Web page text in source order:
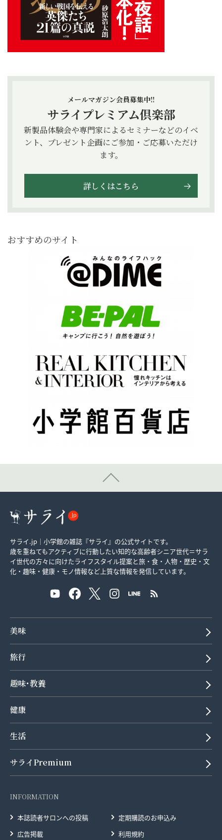
メールマガジン会員募集中!!
サライプレミアム倶楽部
新製品体験会や専門家によるセミナーなどのイベ
ント、プレゼント企画にご参加・ご応募いただけ
ます。
詳しくはこちら
おすすめのサイト
サライ.jp｜小学館の雑誌『サライ』の公式サイトです。
歳を重ねてもアクティブに行動したい知的な高齢者シニア世代＝サラ
イ世代の方々に向けたライフスタイル提案と旅・食・人物・歴史・文
化・趣味・健康・モノ情報など上質な情報を発信しています。
美味
旅行
趣味･教養
健康
生活
サライPremium
INFORMATION
本誌読者サロンへの投稿
定期購読のお申込み
広告掲載
利用規約